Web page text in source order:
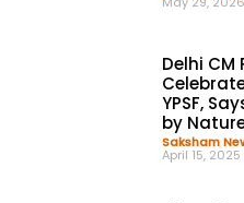
Delhi CM
YPSF,
by
Saksham
April 15, 2025